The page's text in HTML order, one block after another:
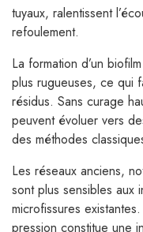
tuyaux, ralentissent
refoulement.
La formation d’un
plus rugueuses, ce qui
résidus. Sans curage
peuvent évoluer vers
des méthodes
Les réseaux anciens,
sont plus sensibles aux
microfissures
pression constitue une